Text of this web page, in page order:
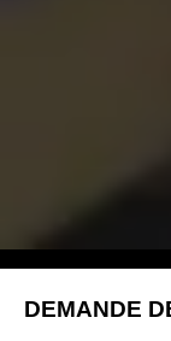
DEMANDE